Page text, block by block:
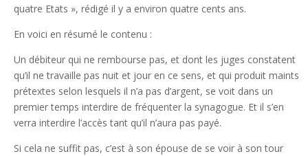
quatre Etats », rédigé il y a environ quatre cents ans.
En voici en résumé le contenu :
Un débiteur qui ne rembourse pas, et dont les juges constatent
qu’il ne travaille pas nuit et jour en ce sens, et qui produit maints
prétextes selon lesquels il n’a pas d’argent, se voit dans un
premier temps interdire de fréquenter la synagogue. Et il s’en
verra interdire l’accès tant qu’il n’aura pas payé.
Si cela ne suffit pas, c’est à son épouse de se voir à son tour